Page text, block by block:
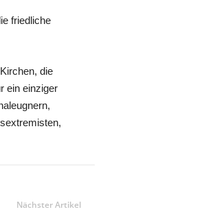
friedliche
die
ein einziger
Nächster Artikel